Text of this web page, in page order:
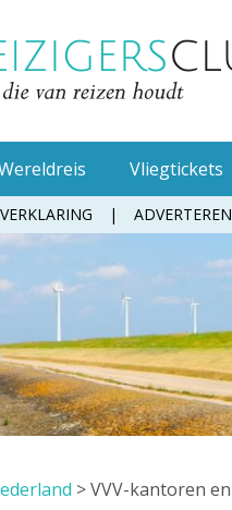
Muggenspray
Tandenborstel
Toiletpapier
Waterfles
Vliegtickets
ADVERTEREN
>VVV-kantoren en